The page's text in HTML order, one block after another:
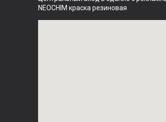
NEOCHIM краска резиновая